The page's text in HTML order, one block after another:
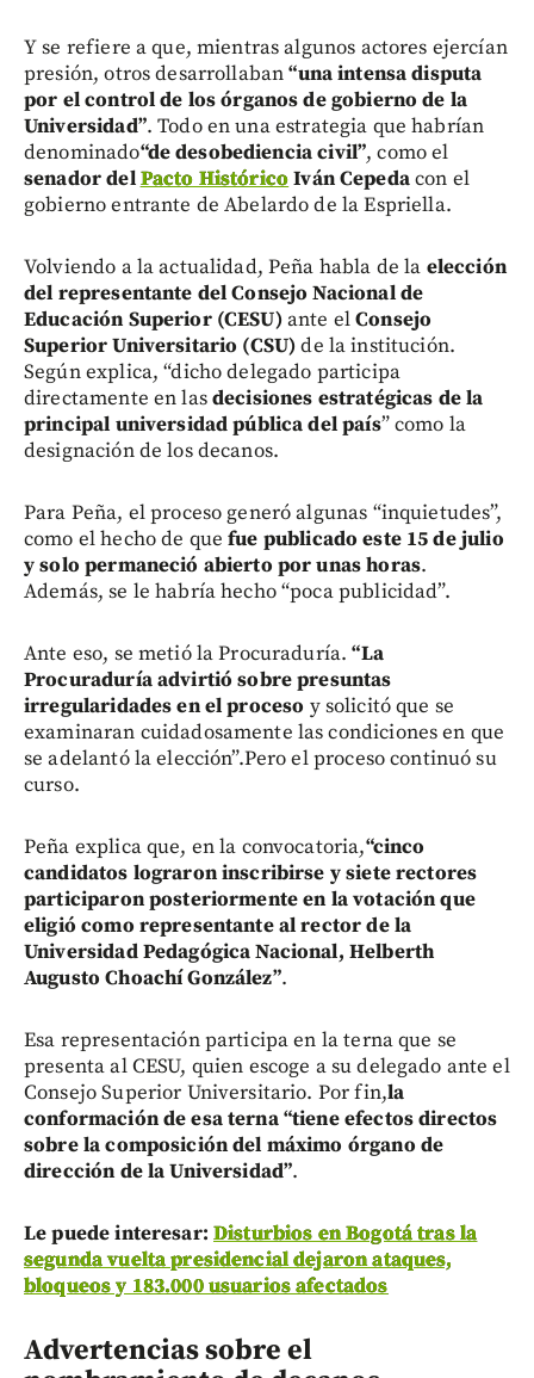
Y se refiere a que, mientras algunos actores ejercían
presión, otros desarrollaban“una intensa disputa
por el control de los órganos de gobierno de la
Universidad”. Todo en una estrategia que habrían
denominado“de desobediencia civil”, como el
senador delPacto HistóricoIván Cepedacon el
gobierno entrante de Abelardo de la Espriella.
Volviendo a la actualidad, Peña habla de la elección
del representante del Consejo Nacional de
Educación Superior (CESU)ante elConsejo
Superior Universitario (CSU)de la institución.
Según explica, “dicho delegado participa
directamente en lasdecisiones estratégicas de la
principal universidad pública del país” como la
designación de los decanos.
Para Peña, el proceso generó algunas “inquietudes”,
como el hecho de quefue publicado este 15 de julio
y solo permaneció abierto por unas horas.
Además, se le habría hecho “poca publicidad”.
Ante eso, se metió la Procuraduría.“La
Procuraduría advirtió sobre presuntas
irregularidades en el proceso y solicitó que se
examinaran cuidadosamente las condiciones en que
se adelantó la elección”.Pero el proceso continuó su
curso.
Peña explica que, en la convocatoria,“cinco
candidatos lograron inscribirse y siete rectores
participaron posteriormente en la votación que
eligió como representante al rector de la
Universidad Pedagógica Nacional, Helberth
Augusto Choachí González”.
Esa representación participa en la terna que se
presenta al CESU, quien escoge a su delegado ante el
Consejo Superior Universitario. Por fin,la
conformación de esa terna “tiene efectos directos
sobre la composición del máximo órgano de
dirección de la Universidad”.
Le puede interesar: Disturbios en Bogotá tras la
segunda vuelta presidencial dejaron ataques,
bloqueos y 183.000 usuarios afectados
Advertencias sobre el